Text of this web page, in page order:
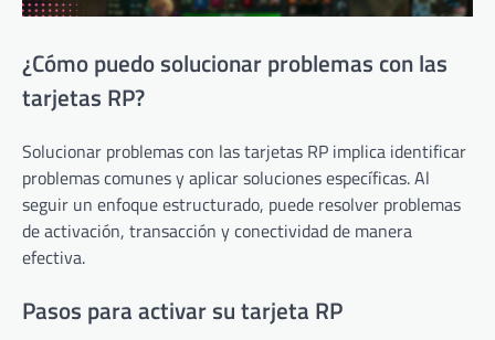
¿Cómo puedo solucionar problemas con las
tarjetas RP?
Solucionar problemas con las tarjetas RP implica identificar
problemas comunes y aplicar soluciones específicas. Al
seguir un enfoque estructurado, puede resolver problemas
de activación, transacción y conectividad de manera
efectiva.
Pasos para activar su tarjeta RP